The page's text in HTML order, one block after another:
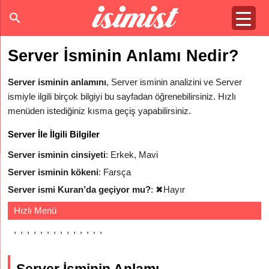
Server İsminin Anlamı Nedir?
Server isminin anlamını, Server isminin analizini ve Server
ismiyle ilgili birçok bilgiyi bu sayfadan öğrenebilirsiniz. Hızlı
menüden istediğiniz kısma geçiş yapabilirsiniz.
Server İle İlgili Bilgiler
Server isminin cinsiyeti: Erkek, Mavi
Server isminin kökeni: Farsça
Server ismi Kuran’da geçiyor mu?: ✖Hayır
Hızlı Menü